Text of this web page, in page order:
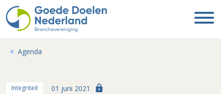
Agenda
Integriteit 01 juni 2021 lock